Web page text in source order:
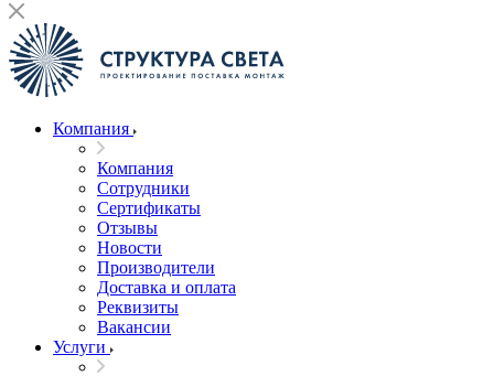
Компания
Компания
Сотрудники
Сертификаты
Отзывы
Новости
Производители
Доставка и оплата
Реквизиты
Вакансии
Услуги